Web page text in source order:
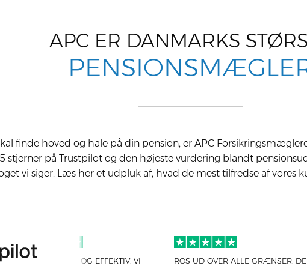
APC ER DAN­MARKS
finde hoved og hale på din pension, er APC
stjerner på Trustpilot og den højeste vurdering blandt
vi siger. Læs her et udpluk af, hvad de mest tilfredse af vores
EFFEK­TIV. VI
ROS UD OVER ALLE GRÆN­SER. DE
RIG­TIG GOD